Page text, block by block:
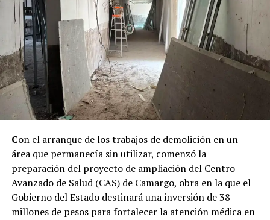
Con el arranque de los trabajos de demolición en un
área que permanecía sin utilizar, comenzó la
preparación del proyecto de ampliación del Centro
Avanzado de Salud (CAS) de Camargo, obra en la que el
Gobierno del Estado destinará una inversión de 38
millones de pesos para fortalecer la atención médica en